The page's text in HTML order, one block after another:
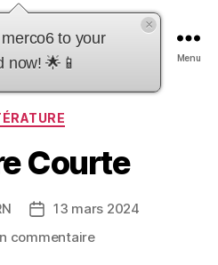
Menu
Catégories
Courte
Date13 mars 2024
commentairesur
to your
now! 🌟📱
×